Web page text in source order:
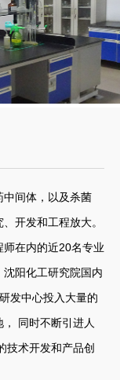
间体，以及杀菌
开发和工程放大。
在内的近20名专业
阳化工研究院国内
发中心投入大量的
同时不断引进人
技术开发和产品创